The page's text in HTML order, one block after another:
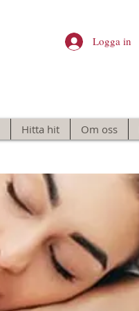
Logga in
Hitta hit Om oss